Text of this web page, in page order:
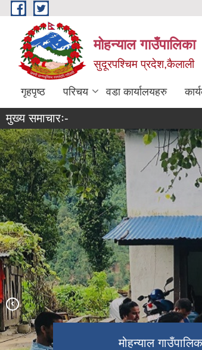
Skip to main content
मोहन्याल गाउँपालिका
सुदूरपश्चिम प्रदेश,कैलाली
गृहपृष्ठ परिचय वडा कार्यालयहरु
मुख्य समाचारः-
मोहन्याल
मोहन्याल